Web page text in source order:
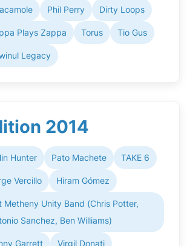
Phil Perry Dirty Loops
Plays Zappa Torus Tio Gus
Legacy
2014
Hunter Pato Machete TAKE 6
Vercillo Hiram Gómez
Metheny Unity Band (Chris Potter,
Sanchez, Ben Williams)
Garrett Virgil Donati